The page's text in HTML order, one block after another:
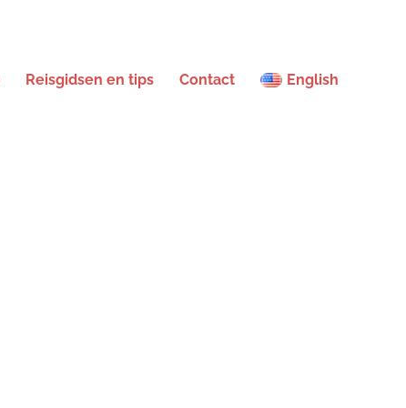
Reisgidsen en tips Contact English